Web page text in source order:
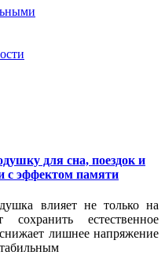
для сна, поездок и
с эффектом памяти
влияет не только на
естественное
лишнее напряжение